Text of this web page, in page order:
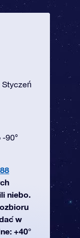
Styczeń
-90°
88
niebo.
w
+40°